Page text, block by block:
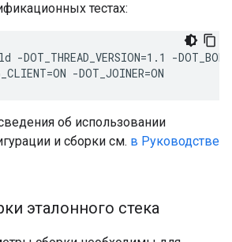
тестах:
-
-DOT_JOINER=ON
об использовании
и сборки см. в Руководстве
эталонного стека